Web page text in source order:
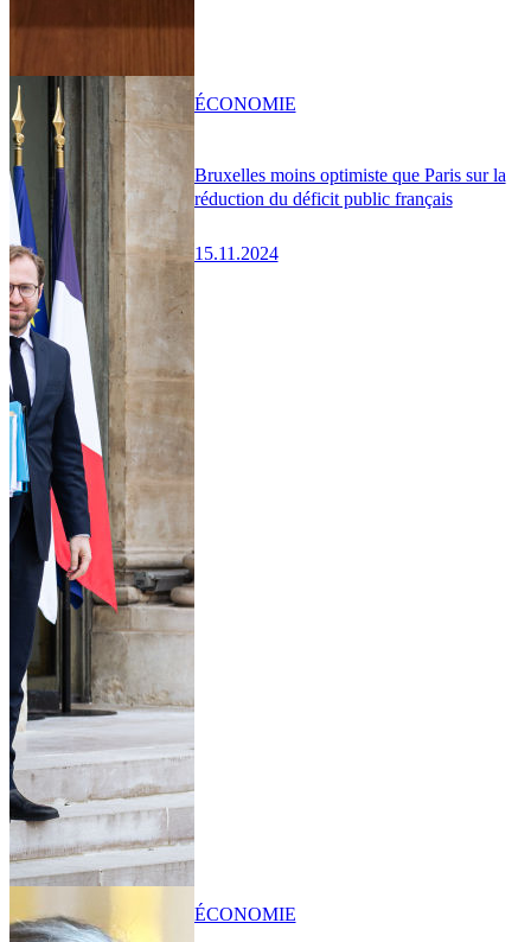
Bruxelles moins optimiste que Paris sur la
réduction du déficit public français
15.11.2024
ÉCONOMIE
ÉCONOMIE